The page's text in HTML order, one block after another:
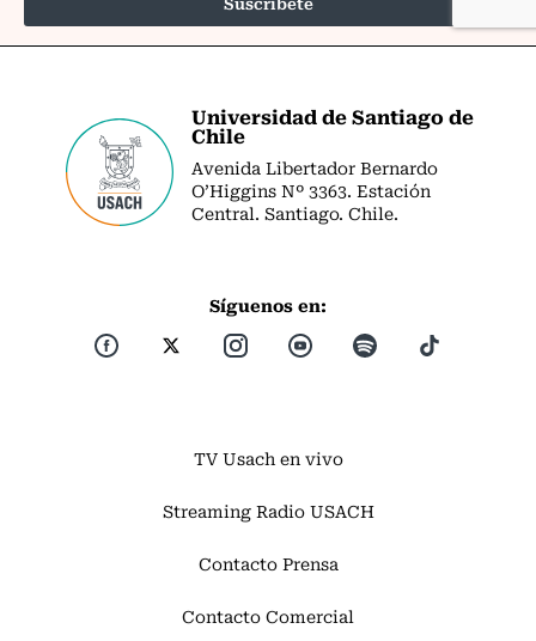
Universidad de Santiago de
Chile
Avenida Libertador Bernardo
O’Higgins Nº 3363. Estación
Central. Santiago. Chile.
Síguenos en:
TV Usach en vivo
Streaming Radio USACH
Contacto Prensa
Contacto Comercial